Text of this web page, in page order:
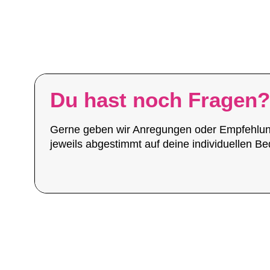
Du hast noch Fragen?
Gerne geben wir Anregungen oder
jeweils abgestimmt auf deine individuellen